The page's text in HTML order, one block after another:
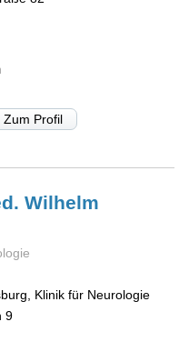
Zum Profil
Wilhelm
Klinik für Neurologie
9